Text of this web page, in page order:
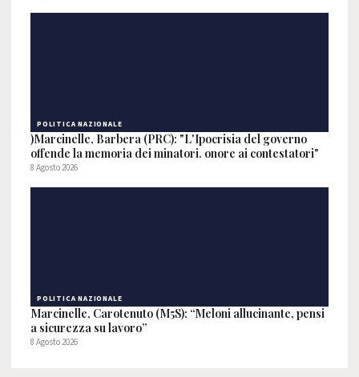
POLITICA NAZIONALE
)Marcinelle, Barbera (PRC): "L'Ipocrisia del governo
offende la memoria dei minatori. onore ai contestatori"
8 Agosto 2026
POLITICA NAZIONALE
Marcinelle, Carotenuto (M5S): “Meloni allucinante, pensi
a sicurezza su lavoro”
8 Agosto 2026